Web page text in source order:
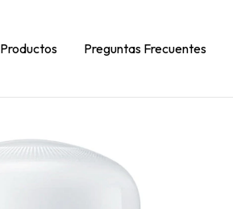
Productos Preguntas Frecuentes